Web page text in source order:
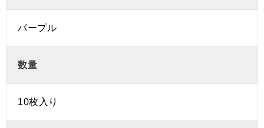
パープル
数量
10枚入り